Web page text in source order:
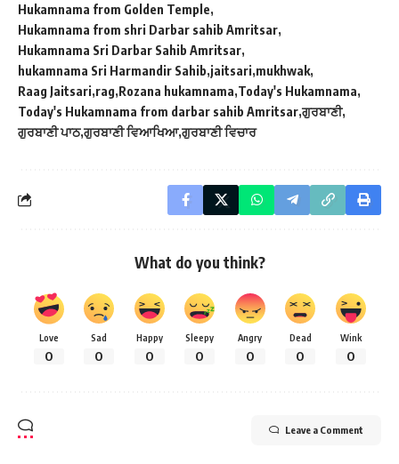
Hukamnama from Golden Temple
Hukamnama from shri Darbar sahib Amritsar
Hukamnama Sri Darbar Sahib Amritsar
hukamnama Sri Harmandir Sahib jaitsari mukhwak
Raag Jaitsari rag Rozana hukamnama Today's Hukamnama
Today's Hukamnama from darbar sahib Amritsar ਗੁਰਬਾਣੀ
ਗੁਰਬਾਣੀ ਪਾਠ ਗੁਰਬਾਣੀ ਵਿਆਖਿਆ ਗੁਰਬਾਣੀ ਵਿਚਾਰ
What do you think?
Love
0
Sad
0
Happy
0
Sleepy
0
Angry
0
Dead
0
Wink
0
Leave a Comment